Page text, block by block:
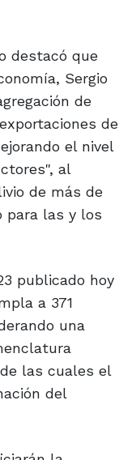
destacó que
Sergio
de
de
el nivel
al
de más de
para las y los
publicado hoy
a 371
una
las cuales el
del